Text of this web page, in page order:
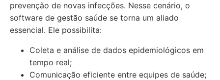
prevenção de novas infecções. Nesse cenário, o
software de gestão saúde se torna um aliado
essencial. Ele possibilita:
Coleta e análise de dados epidemiológicos em
tempo real;
Comunicação eficiente entre equipes de saúde;